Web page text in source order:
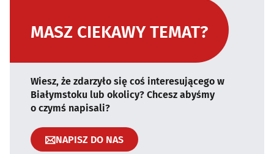
MASZ CIEKAWY TEMAT?
Wiesz, że zdarzyło się coś interesującego w
Białymstoku lub okolicy? Chcesz abyśmy
o czymś napisali?
NAPISZ DO NAS